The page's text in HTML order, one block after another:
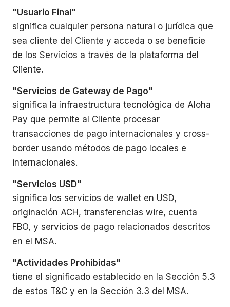
"Usuario Final"
significa cualquier persona natural o jurídica que
sea cliente del Cliente y acceda o se beneficie
de los Servicios a través de la plataforma del
Cliente.
"Servicios de Gateway de Pago"
significa la infraestructura tecnológica de Aloha
Pay que permite al Cliente procesar
transacciones de pago internacionales y cross-
border usando métodos de pago locales e
internacionales.
"Servicios USD"
significa los servicios de wallet en USD,
originación ACH, transferencias wire, cuenta
FBO, y servicios de pago relacionados descritos
en el MSA.
"Actividades Prohibidas"
tiene el significado establecido en la Sección 5.3
de estos T&C y en la Sección 3.3 del MSA.